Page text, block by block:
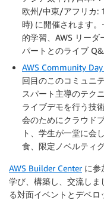
欧州/中東/アフリカ:
時) に開催されます
的学習、AWS リー
パートとのライブ
AWS Community
回目のこのコミュニ
スパート主導のテク
ライブデモを行う技
会のためにクラウド
ト、学生が一堂に会
食、限定ノベルティ
AWS Builder Centerに参
学び、構築し、交流し
る対面イベントとデベ